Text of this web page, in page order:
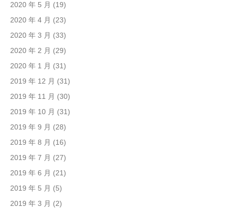
2020 年 5 月 (19)
2020 年 4 月 (23)
2020 年 3 月 (33)
2020 年 2 月 (29)
2020 年 1 月 (31)
2019 年 12 月 (31)
2019 年 11 月 (30)
2019 年 10 月 (31)
2019 年 9 月 (28)
2019 年 8 月 (16)
2019 年 7 月 (27)
2019 年 6 月 (21)
2019 年 5 月 (5)
2019 年 3 月 (2)